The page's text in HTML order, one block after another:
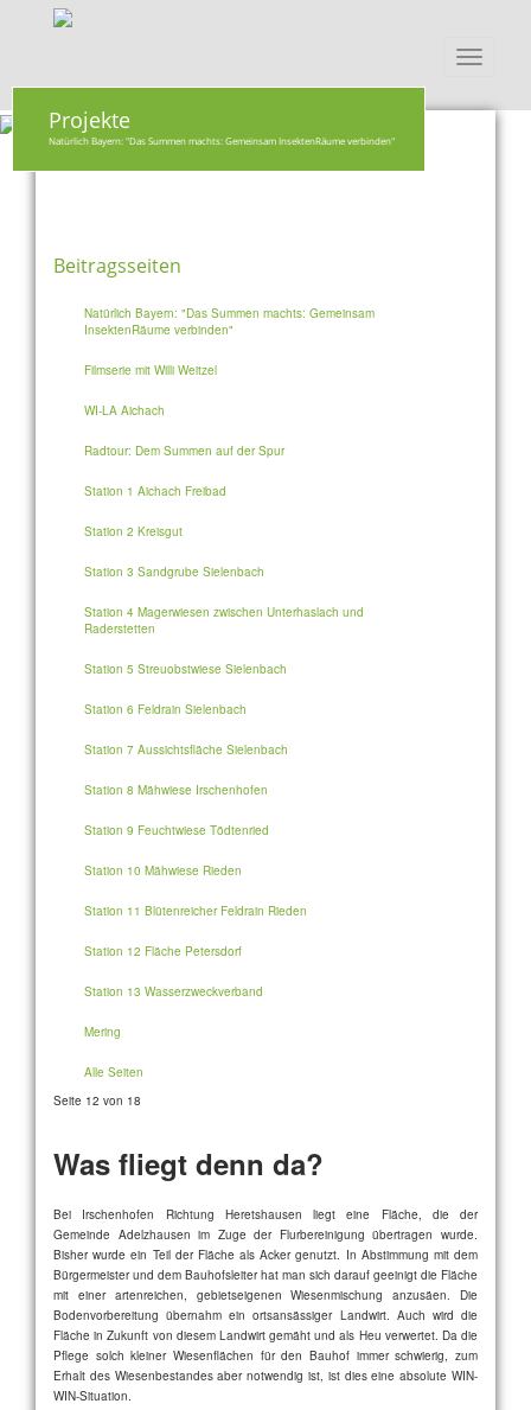
Toggle
Projekte
Natürlich Bayern: "Das Summen machts: Gemeinsam InsektenRäume verbinden"
Beitragsseiten
Natürlich Bayern: "Das Summen machts: Gemeinsam
InsektenRäume verbinden"
Filmserie mit Willi Weitzel
WI-LA Aichach
Radtour: Dem Summen auf der Spur
Station 1 Aichach Freibad
Station 2 Kreisgut
Station 3 Sandgrube Sielenbach
Station 4 Magerwiesen zwischen Unterhaslach und
Raderstetten
Station 5 Streuobstwiese Sielenbach
Station 6 Feldrain Sielenbach
Station 7 Aussichtsfläche Sielenbach
Station 8 Mähwiese Irschenhofen
Station 9 Feuchtwiese Tödtenried
Station 10 Mähwiese Rieden
Station 11 Blütenreicher Feldrain Rieden
Station 12 Fläche Petersdorf
Station 13 Wasserzweckverband
Mering
Alle Seiten
Seite 12 von 18
Was fliegt denn da?
Bei Irschenhofen Richtung Heretshausen liegt eine Fläche, die der
Gemeinde Adelzhausen im Zuge der Flurbereinigung übertragen wurde.
Bisher wurde ein Teil der Fläche als Acker genutzt. In Abstimmung mit dem
Bürgermeister und dem Bauhofsleiter hat man sich darauf geeinigt die Fläche
mit einer artenreichen, gebietseigenen Wiesenmischung anzusäen. Die
Bodenvorbereitung übernahm ein ortsansässiger Landwirt. Auch wird die
Fläche in Zukunft von diesem Landwirt gemäht und als Heu verwertet. Da die
Pflege solch kleiner Wiesenflächen für den Bauhof immer schwierig, zum
Erhalt des Wiesenbestandes aber notwendig ist, ist dies eine absolute WIN-
WIN-Situation.